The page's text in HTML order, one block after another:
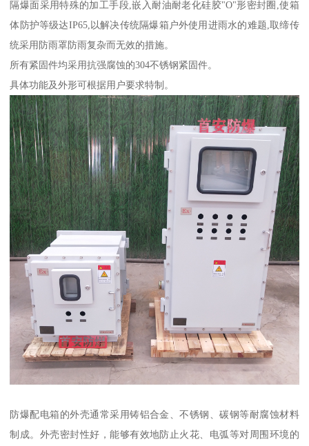
隔爆面采用特殊的加工手段,嵌入耐油耐老化硅胶"O"形密封圈,使箱
体防护等级达IP65,以解决传统隔爆箱户外使用进雨水的难题,取缔传
统采用防雨罩防雨复杂而无效的措施。
所有紧固件均采用抗强腐蚀的304不锈钢紧固件。
具体功能及外形可根据用户要求特制。
防爆配电箱的外壳通常采用铸铝合金、不锈钢、碳钢等耐腐蚀材料
制成。外壳密封性好，能够有效地防止火花、电弧等对周围环境的